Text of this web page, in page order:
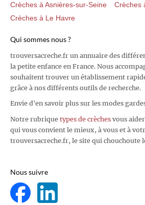
Crèches à Asnières-sur-Seine
Crèches
Crèches à Le Havre
Qui sommes nous ?
trouversacreche.fr un annuaire des
la petite enfance en France. Nous
souhaitent trouver un établissement
grâce à nos différents outils de recherche.
Envie d'en savoir plus sur les modes
Notre rubrique types de crèches vous
qui vous convient le mieux, à vous et à
trouversacreche.fr, le site qui chouchoute
Nous suivre